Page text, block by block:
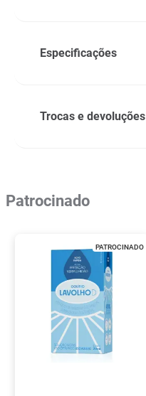
Especificações
Trocas e devoluções
Patrocinado
PATROCINADO